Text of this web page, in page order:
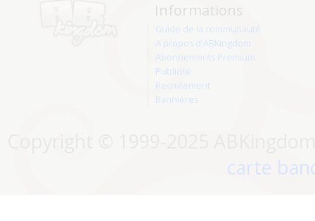
Informations
Guide de la communauté
A propos d'ABKingdom
Abonnements Premium
Publicité
Recrutement
Bannières
carte